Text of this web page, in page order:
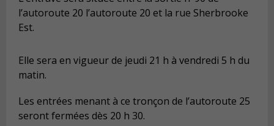
l’autoroute 20 l’autoroute 20 et la rue Sherbrooke
Est.
Elle sera en vigueur de jeudi 21 h à vendredi 5 h du
matin.
Les entrées menant à ce tronçon de l’autoroute 25
seront fermées dès 20 h 30.